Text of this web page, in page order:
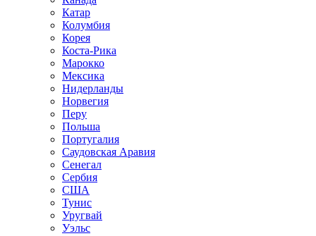
Катар
Колумбия
Корея
Коста-Рика
Марокко
Мексика
Нидерланды
Норвегия
Перу
Польша
Португалия
Саудовская Аравия
Сенегал
Сербия
США
Тунис
Уругвай
Уэльс